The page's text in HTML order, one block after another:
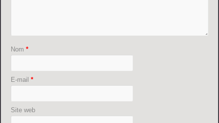
Nom*
E-mail*
Site web